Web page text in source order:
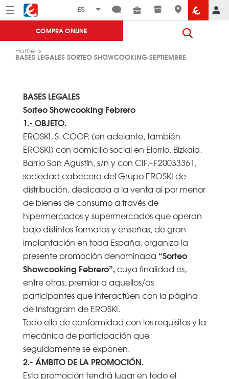
Menú Eroski
COMPRA ONLINE
Home
BASES LEGALES SORTEO SHOWCOOKING SEPTIEMBRE
BASES LEGALES
Sorteo Showcooking Febrero
1.- OBJETO.
EROSKI, S. COOP. (en adelante, también
EROSKI) con domicilio social en Elorrio, Bizkaia,
Barrio San Agustín, s/n y con CIF.- F20033361,
sociedad cabecera del Grupo EROSKI de
distribución, dedicada a la venta al por menor
de bienes de consumo a través de
hipermercados y supermercados que operan
bajo distintos formatos y enseñas, de gran
implantación en toda España, organiza la
presente promoción denominada “Sorteo
Showcooking Febrero”,cuya finalidad es,
entre otras, premiar a aquellos/as
participantes que interactúen con la página
de Instagram de EROSKI.
Todo ello de conformidad con los requisitos y la
mecánica de participación que
seguidamente se exponen.
2.- ÁMBITO DE LA PROMOCIÓN.
Esta promoción tendrá lugar en todo el